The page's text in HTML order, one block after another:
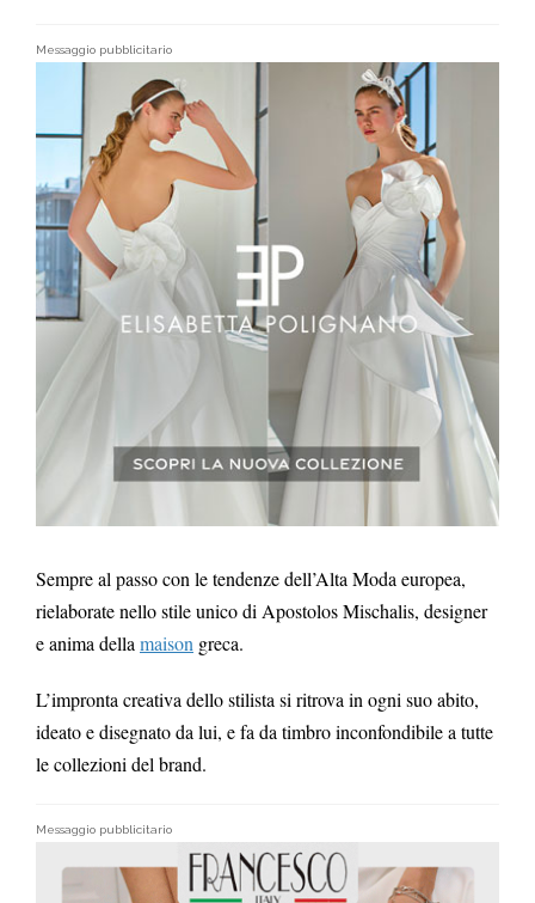
Messaggio pubblicitario
Sempre al passo con le tendenze dell’Alta Moda europea,
rielaborate nello stile unico di Apostolos Mischalis, designer
e anima della maison greca.
L’impronta creativa dello stilista si ritrova in ogni suo abito,
ideato e disegnato da lui, e fa da timbro inconfondibile a tutte
le collezioni del brand.
Messaggio pubblicitario